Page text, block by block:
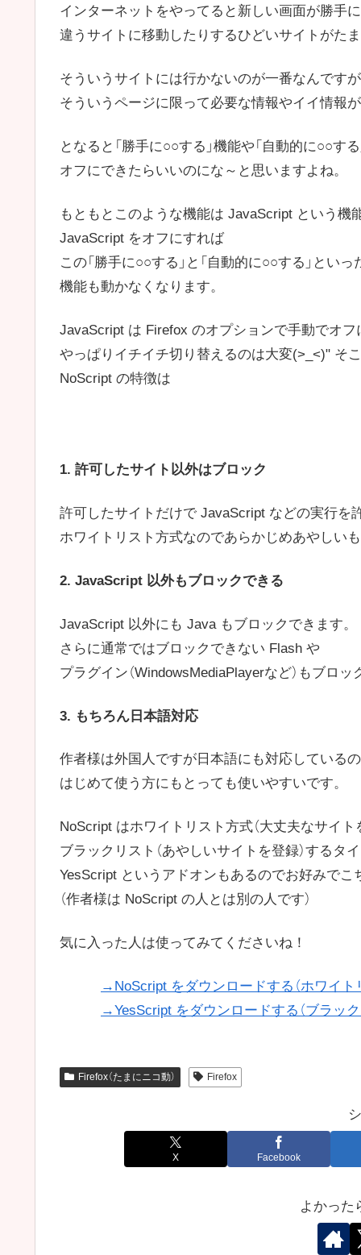
インターネットをやってると新しい画面が勝手
違うサイトに移動したりするひどいサイトがた
そういうサイトには行かないのが一番なんですが
そういうページに限って必要な情報やイイ情報
となると「勝手に○○する」機能や「自動的に○○する
オフにできたらいいのにな～と思いますよね。
もともとこのような機能は JavaScript という機
JavaScript をオフにすれば
この「勝手に○○する」と「自動的に○○する」といっ
機能も動かなくなります。
JavaScript は Firefox のオプションで手動でオ
やっぱりイチイチ切り替えるのは大変(>_<)" そ
NoScript の特徴は
1. 許可したサイト以外はブロック
許可したサイトだけで JavaScript などの実行を
ホワイトリスト方式なのであらかじめあやしい
2. JavaScript 以外もブロックできる
JavaScript 以外にも Java もブロックできます。
さらに通常ではブロックできない Flash や
プラグイン（WindowsMediaPlayerなど）もブロッ
3. もちろん日本語対応
作者様は外国人ですが日本語にも対応している
はじめて使う方にもとっても使いやすいです。
NoScript はホワイトリスト方式（大丈夫なサイト
ブラックリスト（あやしいサイトを登録）するタ
YesScript というアドオンもあるのでお好みでこ
（作者様は NoScript の人とは別の人です）
気に入った人は使ってみてくださいね！
→NoScript をダウンロードする（ホワイト
→YesScript をダウンロードする（ブラッ
Firefox（たまにニコ動） Firefox
X Facebook
よかった